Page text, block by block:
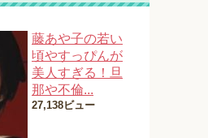
藤あや子の若い
頃やすっぴんが
美人すぎる！旦
那や不倫...
27,138ビュー